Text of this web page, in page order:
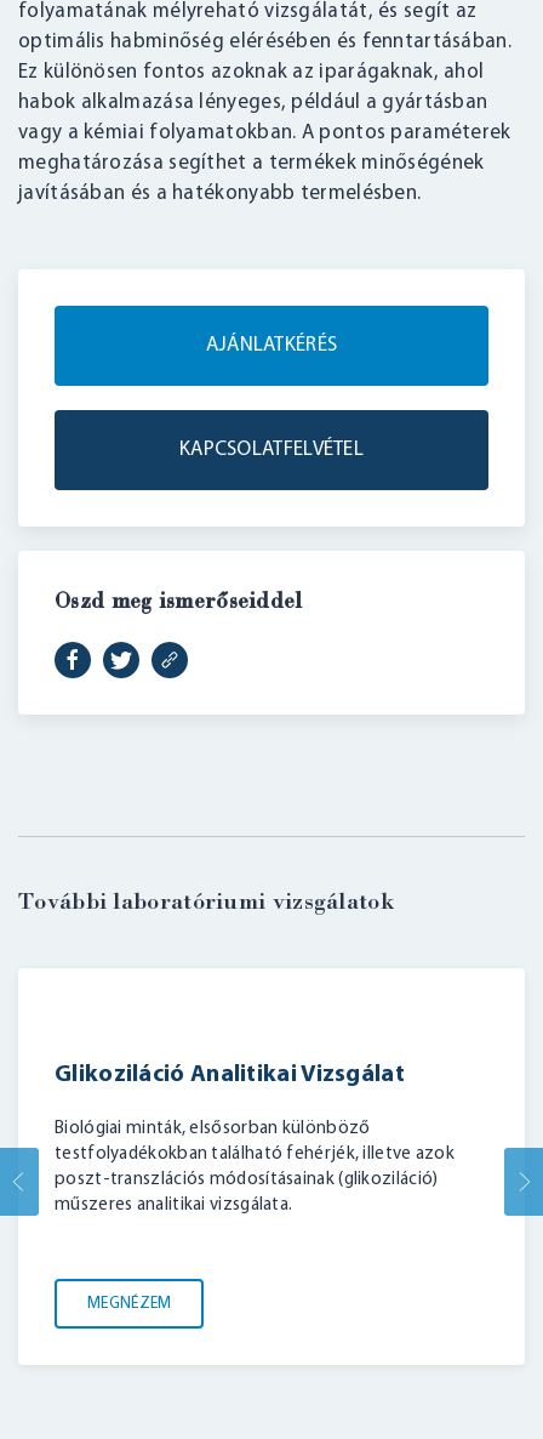
folyamatának mélyreható vizsgálatát, és segít az
optimális habminőség elérésében és fenntartásában.
Ez különösen fontos azoknak az iparágaknak, ahol
habok alkalmazása lényeges, például a gyártásban
vagy a kémiai folyamatokban. A pontos paraméterek
meghatározása segíthet a termékek minőségének
javításában és a hatékonyabb termelésben.
AJÁNLATKÉRÉS
KAPCSOLATFELVÉTEL
Oszd meg ismerőseiddel
További laboratóriumi vizsgálatok
Glikoziláció Analitikai Vizsgálat
Biológiai minták, elsősorban különböző
testfolyadékokban található fehérjék, illetve azok
poszt-transzlációs módosításainak (glikoziláció)
műszeres analitikai vizsgálata.
MEGNÉZEM